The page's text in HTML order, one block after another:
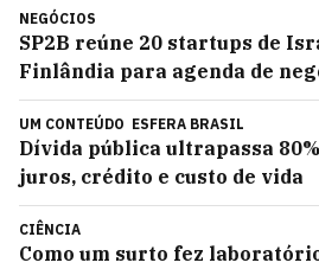
NEGÓCIOS
SP2B reúne 20 startups de
Finlândia para agenda de
UM CONTEÚDO ESFERA BRASIL
Dívida pública ultrapassa
juros, crédito e custo de vida
CIÊNCIA
Como um surto fez